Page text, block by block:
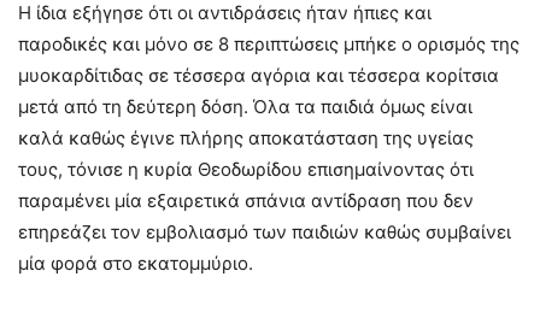
Η ίδια εξήγησε ότι οι αντιδράσεις ήταν ήπιες και
παροδικές και μόνο σε 8 περιπτώσεις μπήκε ο ορισμός της
μυοκαρδίτιδας σε τέσσερα αγόρια και τέσσερα κορίτσια
μετά από τη δεύτερη δόση. Όλα τα παιδιά όμως είναι
καλά καθώς έγινε πλήρης αποκατάσταση της υγείας
τους, τόνισε η κυρία Θεοδωρίδου επισημαίνοντας ότι
παραμένει μία εξαιρετικά σπάνια αντίδραση που δεν
επηρεάζει τον εμβολιασμό των παιδιών καθώς συμβαίνει
μία φορά στο εκατομμύριο.